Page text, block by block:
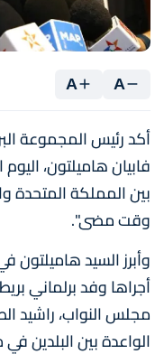
A
A
أكد رئيس المجموعة
فابيان هاميلتون،
بين المملكة المتحدة
وقت مضى".
وأبرز السيد
أجراها وفد برلماني
مجلس النواب، راشيد
الواعدة بين البلدين في